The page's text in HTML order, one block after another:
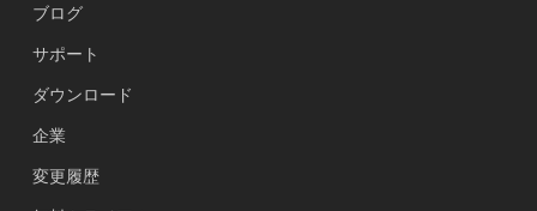
ブログ
サポート
ダウンロード
企業
変更履歴